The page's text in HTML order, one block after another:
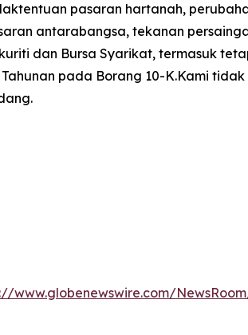
pasaran hartanah,
antarabangsa, tekanan
dan Bursa Syarikat, termasuk
pada Borang 10-K.Kami
www.globenewswire.com/